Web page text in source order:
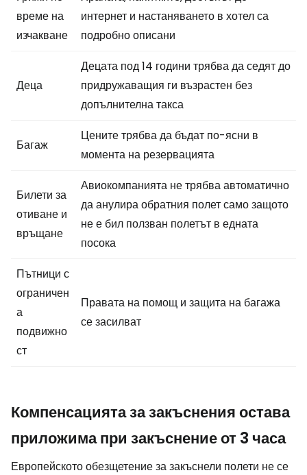
време на
изчакване
интернет и настаняването в хотел са
подробно описани
Деца
Децата под 14 години трябва да седят до
придружаващия ги възрастен без
допълнителна такса
Багаж
Цените трябва да бъдат по-ясни в
момента на резервацията
Билети за
отиване и
връщане
Авиокомпанията не трябва автоматично
да анулира обратния полет само защото
не е бил ползван полетът в едната
посока
Пътници с
ограничен
а
подвижно
ст
Правата на помощ и защита на багажа
се засилват
Компенсацията за закъснения остава
приложима при закъснение от 3 часа
Европейското обезщетение за закъснели полети не се